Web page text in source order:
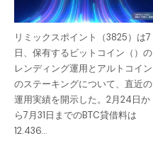
リミックスポイント（3825）は7
日、保有するビットコイン（）の
レンディング運用とアルトコイン
のステーキングについて、直近の
運用実績を開示した。2月24日か
ら7月31日までのBTC貸借料は
12.436…